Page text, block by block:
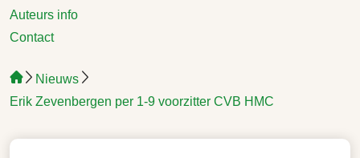
Auteurs info
Contact
Nieuws
Erik Zevenbergen per 1-9 voorzitter CVB HMC